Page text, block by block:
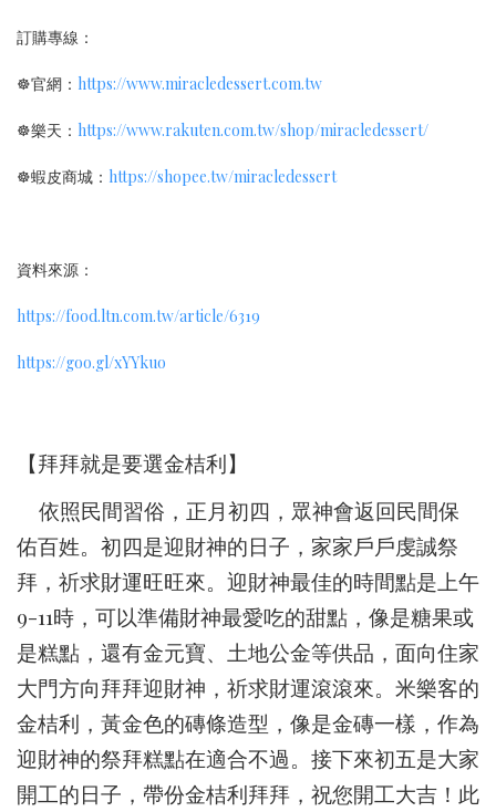
訂購專線：
☸官網： https://www.miracledessert.com.tw
☸樂天： https://www.rakuten.com.tw/shop/miracledessert/
☸蝦皮商城： https://shopee.tw/miracledessert
資料來源：
https://food.ltn.com.tw/article/6319
https://goo.gl/xYYkuo
【拜拜就是要選金桔利】​
依照民間習俗，正月初四，眾神會返回民間保
佑百姓。初四是迎財神的日子，家家戶戶虔誠祭
拜，祈求財運旺旺來。迎財神最佳的時間點是上午
9-11時，可以準備財神最愛吃的甜點，像是糖果或
是糕點，還有金元寶、土地公金等供品，面向住家
大門方向拜拜迎財神，祈求財運滾滾來。米樂客的
金桔利，黃金色的磚條造型，像是金磚一樣，作為
迎財神的祭拜糕點在適合不過。接下來初五是大家
開工的日子，帶份金桔利拜拜，祝您開工大吉！此